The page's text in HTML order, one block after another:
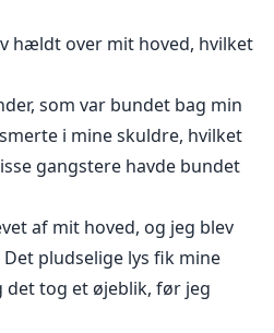
hældt over mit hoved, hvilket
som var bundet bag min
i mine skuldre, hvilket
gangstere havde bundet
af mit hoved, og jeg blev
pludselige lys fik mine
det tog et øjeblik, før jeg